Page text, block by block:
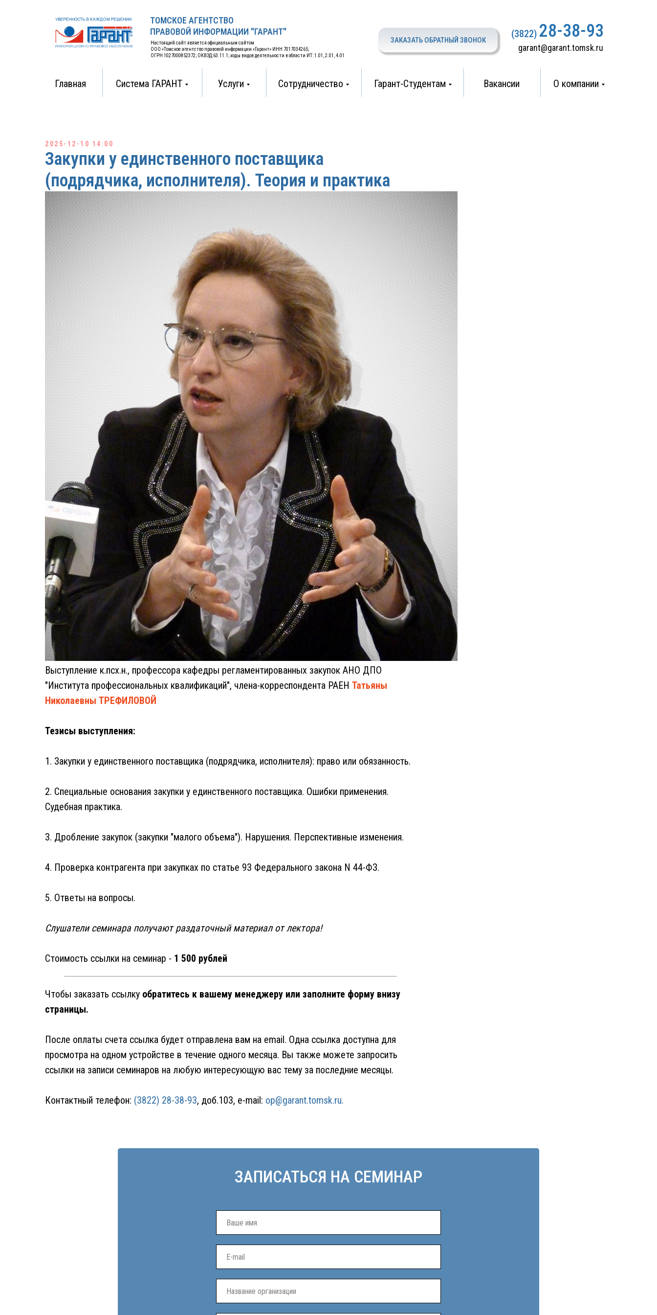
ТОМСКОЕ АГЕНТСТВО
ПРАВОВОЙ ИНФОРМАЦИИ "ГАРАНТ"
Главная Система ГАРАНТ Услуги Сотрудничество Гарант-Студентам Вакансии О компании
28-38-93
(3822)
garant@garant.tomsk.ru
ЗАКАЗАТЬ ОБРАТНЫЙ ЗВОНОК
Настоящий сайт является официальным сайтом
ООО «Томское агентство правовой информации «Гарант» ИНН 7017034265;
ОГРН 1027000852372; ОКВЭД:63.11.1; коды видов деятельности в области ИТ: 1.01, 2.01, 4.01
2025-12-10 14:00
Закупки у единственного поставщика
(подрядчика, исполнителя). Теория и практика
Выступление к.псх.н., профессора кафедры регламентированных закупок АНО ДПО
"Института профессиональных квалификаций", члена-корреспондента РАЕН Татьяны
Николаевны ТРЕФИЛОВОЙ
Тезисы выступления:
1. Закупки у единственного поставщика (подрядчика, исполнителя): право или обязанность.
2. Специальные основания закупки у единственного поставщика. Ошибки применения.
Судебная практика.
3. Дробление закупок (закупки "малого объема"). Нарушения. Перспективные изменения.
4. Проверка контрагента при закупках по статье 93 Федерального закона N 44-ФЗ.
5. Ответы на вопросы.
Слушатели семинара получают раздаточный материал от лектора!
Стоимость ссылки на семинар - 1 500 рублей
Чтобы заказать ссылку обратитесь к вашему менеджеру или заполните форму внизу
страницы.
После оплаты счета ссылка будет отправлена вам на email. Одна ссылка доступна для
просмотра на одном устройстве в течение одного месяца. Вы также можете запросить
ссылки на записи семинаров на любую интересующую вас тему за последние месяцы.
Контактный телефон: (3822) 28-38-93, доб.103, e-mail: op@garant.tomsk.ru.
ЗАПИСАТЬСЯ НА СЕМИНАР